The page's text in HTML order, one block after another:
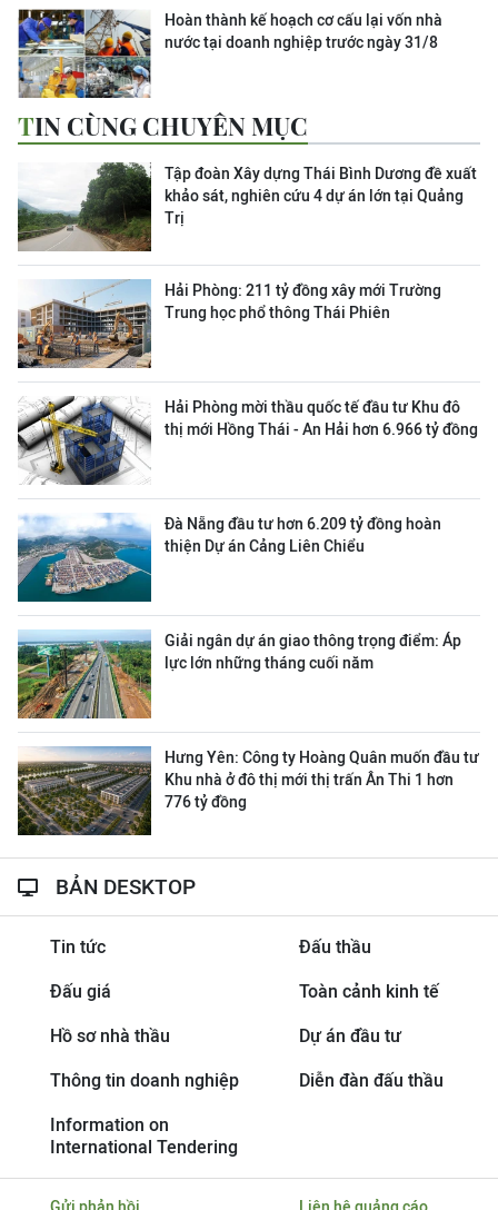
Hoàn thành kế hoạch cơ cấu lại vốn nhà
nước tại doanh nghiệp trước ngày 31/8
TIN CÙNG CHUYÊN MỤC
Tập đoàn Xây dựng Thái Bình Dương đề xuất
khảo sát, nghiên cứu 4 dự án lớn tại Quảng
Trị
Hải Phòng: 211 tỷ đồng xây mới Trường
Trung học phổ thông Thái Phiên
Hải Phòng mời thầu quốc tế đầu tư Khu đô
thị mới Hồng Thái - An Hải hơn 6.966 tỷ đồng
Đà Nẵng đầu tư hơn 6.209 tỷ đồng hoàn
thiện Dự án Cảng Liên Chiểu
Giải ngân dự án giao thông trọng điểm: Áp
lực lớn những tháng cuối năm
Hưng Yên: Công ty Hoàng Quân muốn đầu tư
Khu nhà ở đô thị mới thị trấn Ân Thi 1 hơn
776 tỷ đồng
BẢN DESKTOP
Tin tức Đấu thầu
Đấu giá Toàn cảnh kinh tế
Hồ sơ nhà thầu Dự án đầu tư
Thông tin doanh nghiệp Diễn đàn đấu thầu
Information on
International Tendering